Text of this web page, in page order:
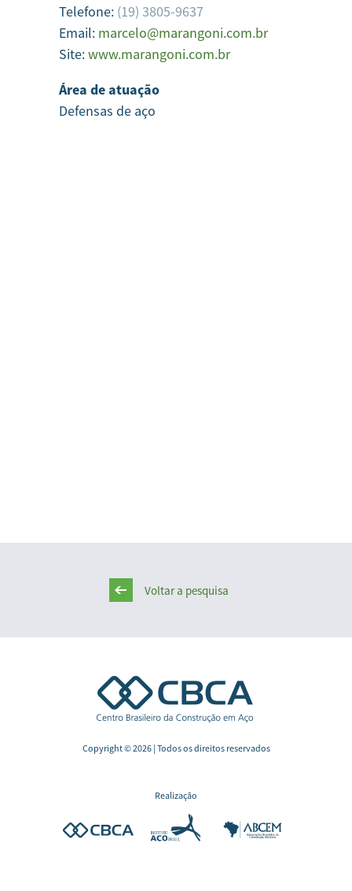
Telefone: (19) 3805-9637
Email: marcelo@marangoni.com.br
Site:www.marangoni.com.br
Área de atuação
Defensas de aço
Voltar a pesquisa
Copyright © 2026 | Todos os direitos reservados
Realização